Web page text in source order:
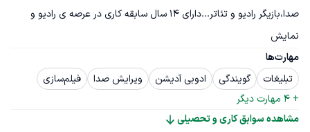
صدا،بازیگر رادیو و تئاتر...دارای ۱۴ سال سابقه کاری در عرصه ی رادیو و
نمایش
مهارت‌ها
تبلیغات
گویندگی ادوبی آدیشن ویرایش صدا
فیلم‌سازی
+
4 مهارت دیگر
مشاهده سوابق کاری و تحصیلی